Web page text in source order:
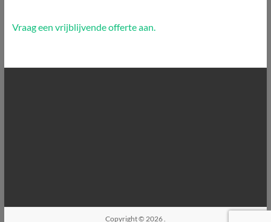
Vraag een vrijblijvende offerte aan.
Copyright © 2026